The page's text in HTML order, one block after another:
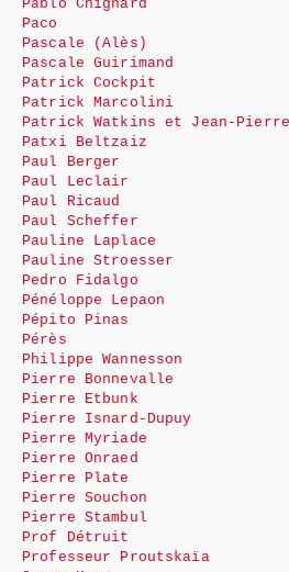
Pablo Chignard
Paco
Pascale (Alès)
Pascale Guirimand
Patrick Cockpit
Patrick Marcolini
Patrick Watkins et Jean-
Patxi Beltzaiz
Paul Berger
Paul Leclair
Paul Ricaud
Paul Scheffer
Pauline Laplace
Pauline Stroesser
Pedro Fidalgo
Pénéloppe Lepaon
Pépito Pinas
Pérès
Philippe Wannesson
Pierre Bonnevalle
Pierre Etbunk
Pierre Isnard-Dupuy
Pierre Myriade
Pierre Onraed
Pierre Plate
Pierre Souchon
Pierre Stambul
Prof Détruit
Professeur Proutskaïa